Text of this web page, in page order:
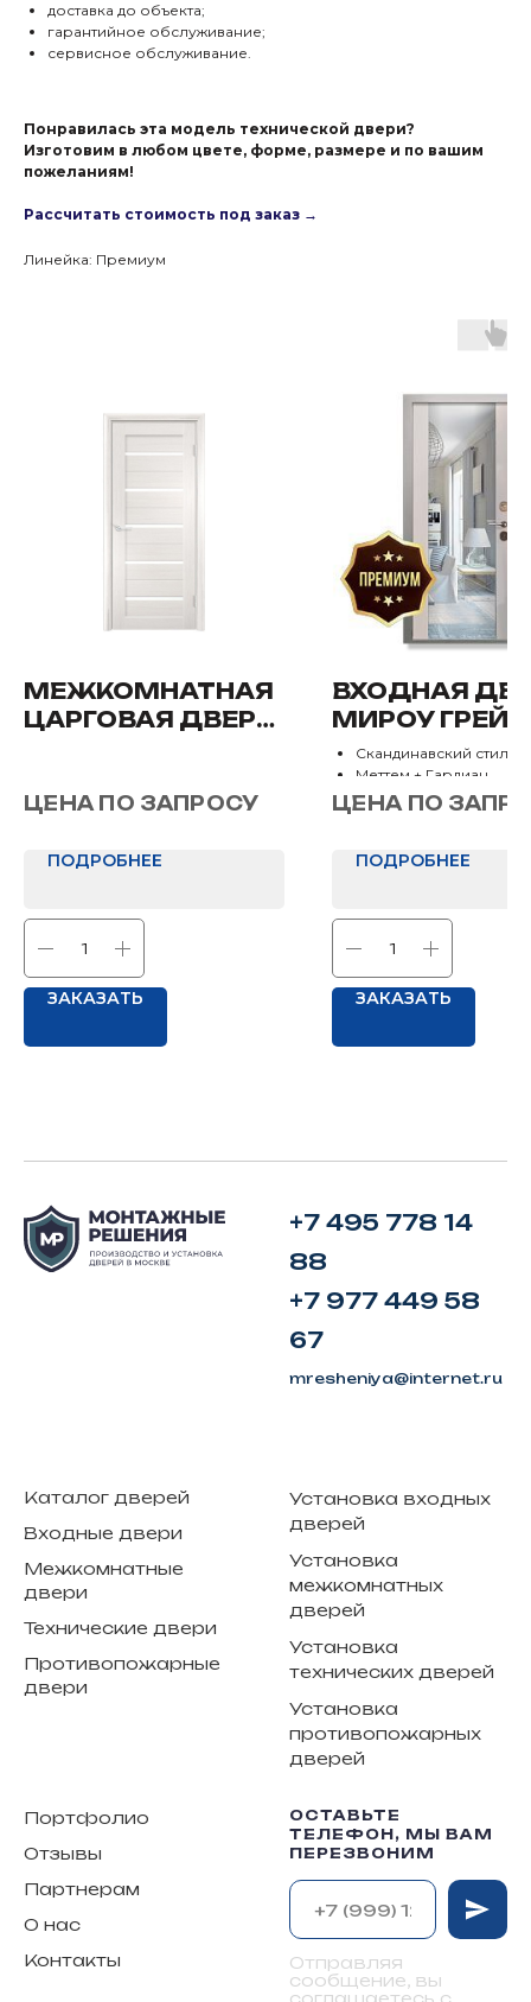
доставка до объекта;
гарантийное обслуживание;
сервисное обслуживание.
Понравилась эта модель технической двери?
Изготовим в любом цвете, форме, размере и по вашим
пожеланиям!
Рассчитать стоимость под заказ →
Линейка: Премиум
МЕЖКОМНАТНАЯ
ЦАРГОВАЯ ДВЕРЬ
ЦЕНА ПО ЗАПРОСУ
ПОДРОБНЕЕ
ЗАКАЗАТЬ
ВХОДНАЯ
МИРОУ ГРЕЙ
Скандинавский стиль
Меттем + Гардиан
2 контура уплотнения
ЦЕНА ПО
ПОДРОБНЕЕ
ЗАКАЗАТЬ
+7 495 778 14
88
+7 977 449 58
67
mresheniya@internet.ru
Каталог дверей
Входные двери
Межкомнатные
двери
Технические двери
Противопожарные
двери
Установка входных
дверей
Установка
межкомнатных
дверей
Установка
технических дверей
Установка
противопожарных
дверей
Портфолио
Отзывы
Партнерам
О нас
Контакты
ОСТАВЬТЕ
ТЕЛЕФОН, МЫ ВАМ
ПЕРЕЗВОНИМ
Отправляя
сообщение, вы
соглашаетесь с